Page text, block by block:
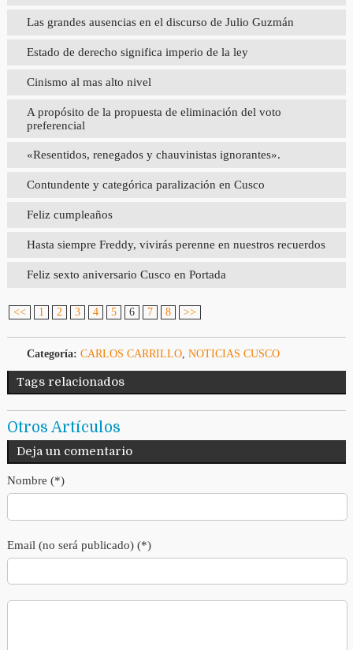
Las grandes ausencias en el discurso de Julio Guzmán
Estado de derecho significa imperio de la ley
Cinismo al mas alto nivel
A propósito de la propuesta de eliminación del voto
preferencial
«Resentidos, renegados y chauvinistas ignorantes».
Contundente y categórica paralización en Cusco
Feliz cumpleaños
Hasta siempre Freddy, vivirás perenne en nuestros recuerdos
Feliz sexto aniversario Cusco en Portada
<< 1 2 3 4 5 6 7 8 >>
Categoría: CARLOS CARRILLO, NOTICIAS CUSCO
Tags relacionados
Otros Artículos
Deja un comentario
Nombre (*)
Email (no será publicado) (*)